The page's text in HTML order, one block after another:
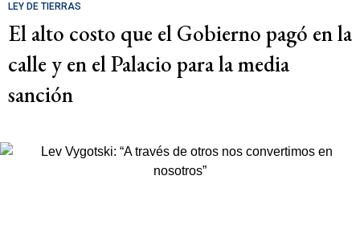
LEY DE TIERRAS
El alto costo que el Gobierno pagó en la
calle y en el Palacio para la media
sanción